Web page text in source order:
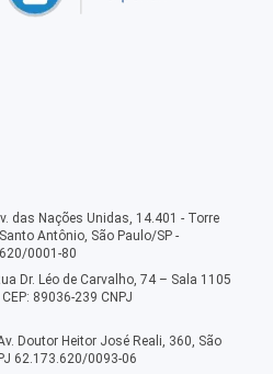
das Nações Unidas, 14.401 - Torre
Antônio, São Paulo/SP -
0001-80
Dr. Léo de Carvalho, 74 – Sala 1105
89036-239 CNPJ
Doutor Heitor José Reali, 360, São
62.173.620/0093-06